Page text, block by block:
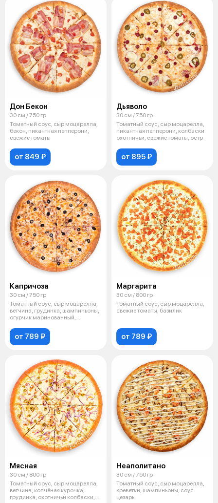
Дон Бекон
30 см / 750 гр
Томатный соус, сыр моцарелла,
бекон, пикантная пепперони,
свежие томаты
от 849 ₽
Дьяволо
30 см / 750 гр
Томатный соус, сыр моцарелла,
пикантная пепперони, колбаски
охотничьи, свежие томаты, остр
от 895 ₽
Капричоза
30 см / 750 гр
Томатный соус, сыр моцарелла,
ветчина, грудинка, шампиньоны,
огурчик маринованный,
от 789 ₽
Маргарита
30 см / 800 гр
Томатный соус, сыр моцарелла,
свежие томаты, базилик
от 789 ₽
Мясная
30 см / 800 гр
Томатный соус, сыр моцарелла,
ветчина, копчёная курочка,
грудинка, охотничьи колбаски,
Неаполитано
30 см / 750 гр
Томатный соус, сыр моцарелла,
креветки, шампиньоны, соус
цезарь